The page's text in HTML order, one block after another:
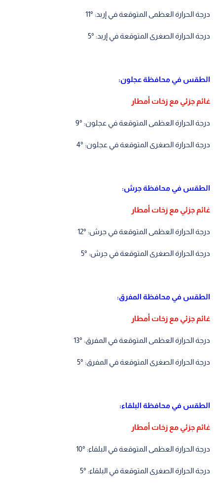
درجة الحرارة العظمى المتوقعة في إربد: °11
درجة الحرارة الصغرى المتوقعة في إربد: °5
الطقس في محافظة عجلون:
غائم جزئي مع زخات أمطار
درجة الحرارة العظمى المتوقعة في عجلون: °9
درجة الحرارة الصغرى المتوقعة في عجلون: °4
الطقس في محافظة جرش:
غائم جزئي مع زخات أمطار
درجة الحرارة العظمى المتوقعة في جرش: °12
درجة الحرارة الصغرى المتوقعة في جرش: °5
الطقس في محافظة المفرق:
غائم جزئي مع زخات أمطار
درجة الحرارة العظمى المتوقعة في المفرق: °13
درجة الحرارة الصغرى المتوقعة في المفرق: °5
الطقس في محافظة البلقاء:
غائم جزئي مع زخات أمطار
درجة الحرارة العظمى المتوقعة في البلقاء: °10
درجة الحرارة الصغرى المتوقعة في البلقاء: °5